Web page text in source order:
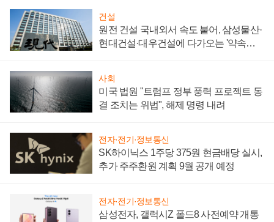
건설
원전 건설 국내외서 속도 붙어, 삼성물산·
현대건설·대우건설에 다가오는 '약속의
사회
미국 법원 "트럼프 정부 풍력 프로젝트 동
결 조치는 위법", 해제 명령 내려
전자·전기·정보통신
SK하이닉스 1주당 375원 현금배당 실시,
추가 주주환원 계획 9월 공개 예정
전자·전기·정보통신
삼성전자, 갤럭시Z 폴드8 사전예약 개통